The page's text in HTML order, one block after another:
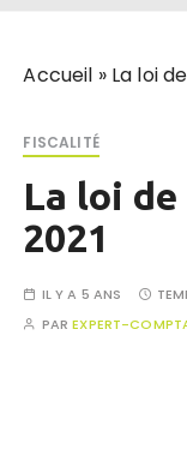
Accueil » La loi
FISCALITÉ
La loi
2021
IL Y A 5 ANS
PAREXPERT-